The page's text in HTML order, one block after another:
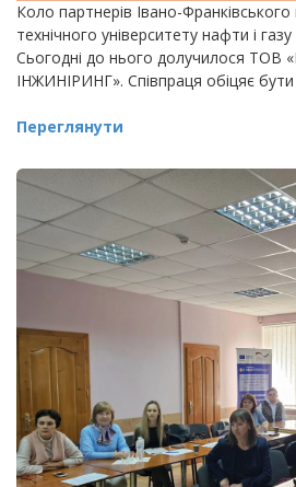
Коло партнерів Івано-
технічного університету нафти і
Сьогодні до нього долучилося ТОВ
ІНЖИНІРИНГ». Співпраця обіцяє
Переглянути